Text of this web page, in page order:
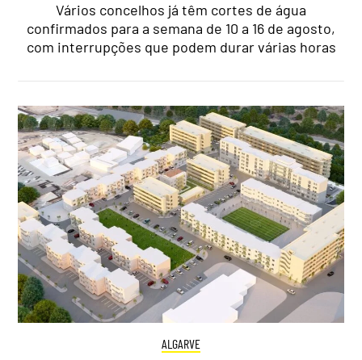
Vários concelhos já têm cortes de água
confirmados para a semana de 10 a 16 de agosto,
com interrupções que podem durar várias horas
ALGARVE